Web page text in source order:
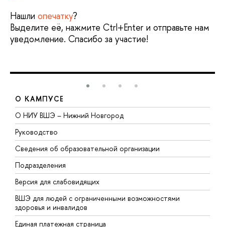
Нашли опечатку?
Выделите её, нажмите Ctrl+Enter и отправьте нам
уведомление. Спасибо за участие!
О КАМПУСЕ
О НИУ ВШЭ – Нижний Новгород
Руководство
Сведения об образовательной организации
Подразделения
Версия для слабовидящих
ВШЭ для людей с ограниченными возможностями
здоровья и инвалидов
Единая платежная страница